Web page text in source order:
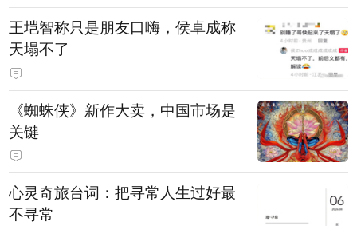
王垲智称只是朋友口嗨，侯卓成称
天塌不了
《蜘蛛侠》新作大卖，中国市场是
关键
心灵奇旅台词：把寻常人生过好最
不寻常